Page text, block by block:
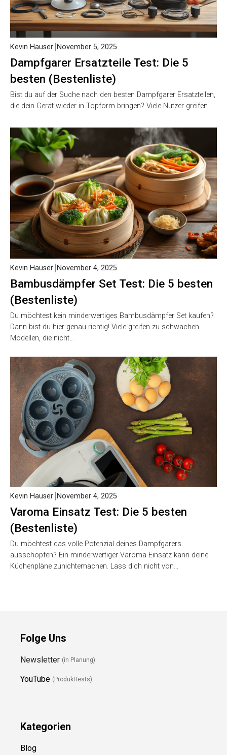
Dampfgarer Ersatzteile Test: Die 5
besten (Bestenliste)
Kevin Hauser November 5, 2025
Bist du auf der Suche nach den besten Dampfgarer Ersatzteilen,
die dein Gerät wieder in Topform bringen? Viele Nutzer greifen…
Bambusdämpfer Set Test: Die 5 besten
(Bestenliste)
Kevin Hauser November 4, 2025
Du möchtest kein minderwertiges Bambusdämpfer Set kaufen?
Dann bist du hier genau richtig! Viele greifen zu schwachen
Modellen, die nicht…
Varoma Einsatz Test: Die 5 besten
(Bestenliste)
Kevin Hauser November 4, 2025
Du möchtest das volle Potenzial deines Dampfgarers
ausschöpfen? Ein minderwertiger Varoma Einsatz kann deine
Küchenpläne zunichtemachen. Lass dich nicht von…
Folge Uns
Newsletter (in Planung)
YouTube (Produkttests)
Kategorien
Blog